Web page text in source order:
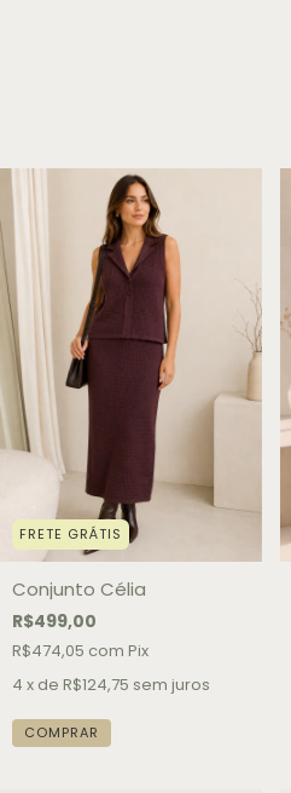
FRETE GRÁTIS
Conjunto Célia
R$499,00
R$474,05 com Pix
4 x de R$124,75 sem juros
COMPRAR